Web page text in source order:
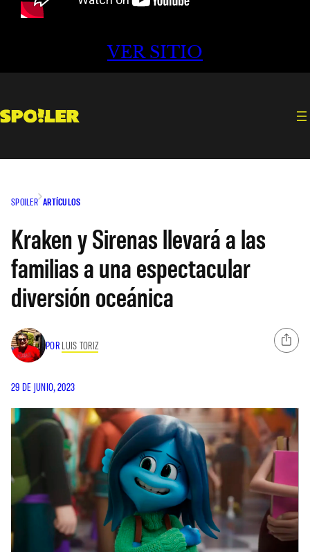
VER SITIO
SPOILER ARTÍCULOS
Kraken y Sirenas llevará a las
familias a una espectacular
diversión oceánica
POR LUIS TORIZ
29 DE JUNIO, 2023